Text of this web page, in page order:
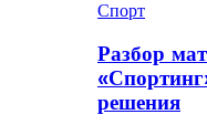
Спорт
Разбор
решения